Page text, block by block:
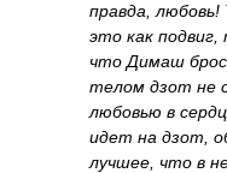
правда,
это как
что Димаш
телом дзот не
любовью в
идет на дзот,
лучшее, что в